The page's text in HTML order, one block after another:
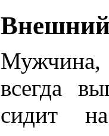
Мужчина,
всегда
сидит